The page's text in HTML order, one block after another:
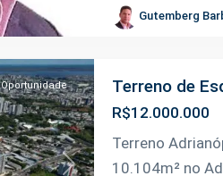
Gutemberg
Oportunidade Terreno de
R$12.000.000
Terreno
10.104m² no